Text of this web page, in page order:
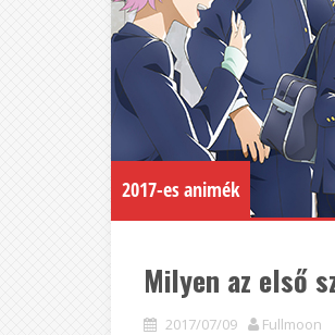
2017-es animék
Milyen az első
2017/07/09 Fullmoon